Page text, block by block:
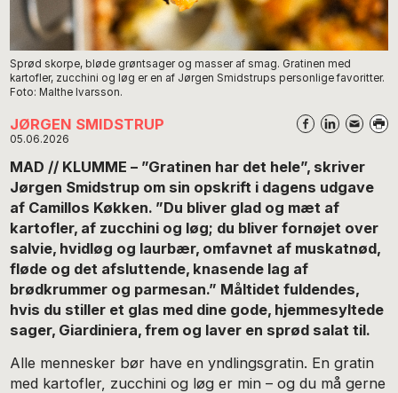
Sprød skorpe, bløde grøntsager og masser af smag. Gratinen med
kartofler, zucchini og løg er en af Jørgen Smidstrups personlige favoritter.
Foto: Malthe Ivarsson.
JØRGEN SMIDSTRUP
05.06.2026
MAD // KLUMME – ”Gratinen har det hele”, skriver
Jørgen Smidstrup om sin opskrift i dagens udgave
af Camillos Køkken. ”Du bliver glad og mæt af
kartofler, af zucchini og løg; du bliver fornøjet over
salvie, hvidløg og laurbær, omfavnet af muskatnød,
fløde og det afsluttende, knasende lag af
brødkrummer og parmesan.” Måltidet fuldendes,
hvis du stiller et glas med dine gode, hjemmesyltede
sager, Giardiniera, frem og laver en sprød salat til.
Alle mennesker bør have en yndlingsgratin. En gratin
med kartofler, zucchini og løg er min – og du må gerne